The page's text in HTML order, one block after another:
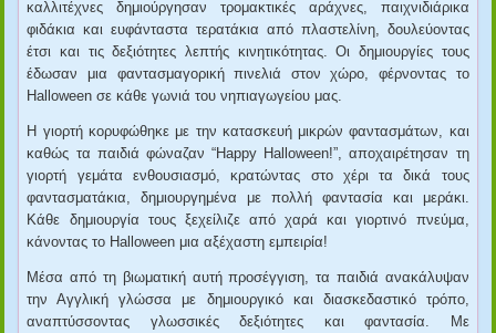
καλλιτέχνες δημιούργησαν τρομακτικές αράχνες, παιχνιδιάρικα
φιδάκια και ευφάνταστα τερατάκια από πλαστελίνη, δουλεύοντας
έτσι και τις δεξιότητες λεπτής κινητικότητας. Οι δημιουργίες τους
έδωσαν μια φαντασμαγορική πινελιά στον χώρο, φέρνοντας το
Halloween σε κάθε γωνιά του νηπιαγωγείου μας.
Η γιορτή κορυφώθηκε με την κατασκευή μικρών φαντασμάτων, και
καθώς τα παιδιά φώναζαν“Happy Halloween!” , αποχαιρέτησαν τη
γιορτή γεμάτα ενθουσιασμό, κρατώντας στο χέρι τα δικά τους
φαντασματάκια, δημιουργημένα με πολλή φαντασία και μεράκι.
Κάθε δημιουργία τους ξεχείλιζε από χαρά και γιορτινό πνεύμα,
κάνοντας το Halloween μια αξέχαστη εμπειρία!
Μέσα από τη βιωματική αυτή προσέγγιση, τα παιδιά ανακάλυψαν
την Αγγλική γλώσσα με δημιουργικό και διασκεδαστικό τρόπο,
αναπτύσσοντας γλωσσικές δεξιότητες και φαντασία. Με